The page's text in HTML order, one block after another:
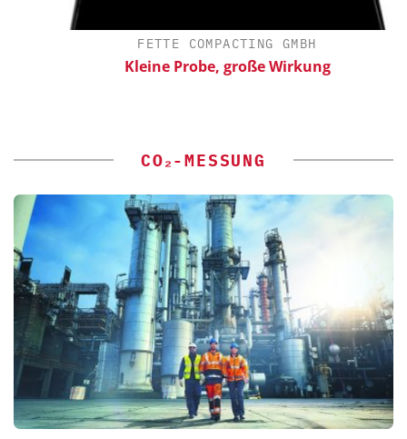
FETTE COMPACTING GMBH
Kleine Probe, große Wirkung
CO₂-MESSUNG